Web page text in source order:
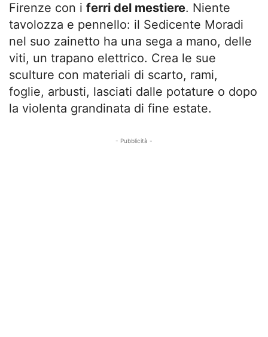
Firenze con i ferri del mestiere. Niente
tavolozza e pennello: il Sedicente Moradi
nel suo zainetto ha una sega a mano, delle
viti, un trapano elettrico. Crea le sue
sculture con materiali di scarto, rami,
foglie, arbusti, lasciati dalle potature o dopo
la violenta grandinata di fine estate.
- Pubblicità -